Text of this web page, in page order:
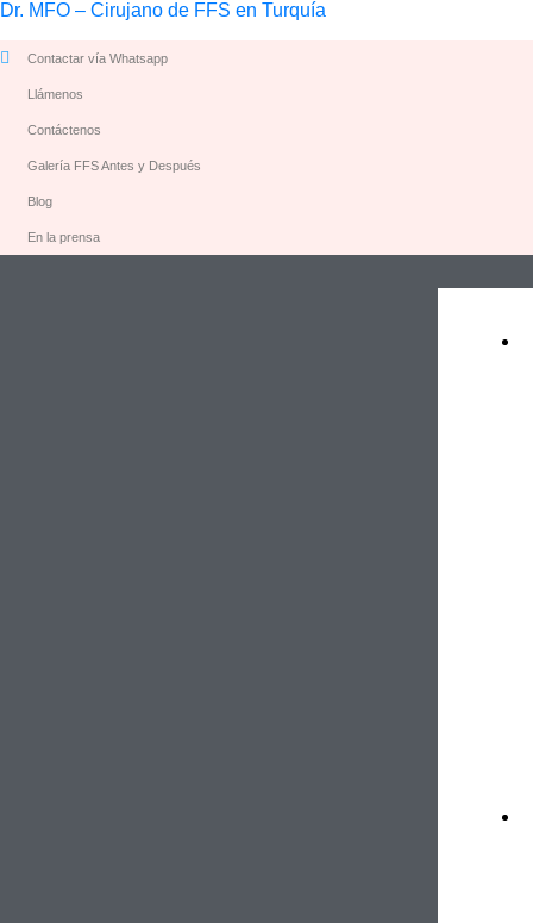
Dr. MFO – Cirujano de FFS en Turquía
Contactar vía Whatsapp
Llámenos
Contáctenos
Galería FFS Antes y Después
Blog
En la prensa